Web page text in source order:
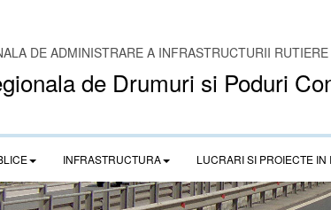
DE ADMINISTRARE A INFRASTRUCTURII RUTIERE
de Drumuri si Poduri
INFRASTRUCTURA LUCRARI SI PROIECTE IN